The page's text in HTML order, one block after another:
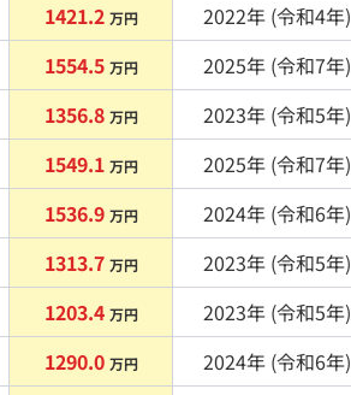
1421.2 万円 2022年 (令和4年)
1554.5 万円 2025年 (令和7年)
1356.8 万円 2023年 (令和5年)
1549.1 万円 2025年 (令和7年)
1536.9 万円 2024年 (令和6年)
1313.7 万円 2023年 (令和5年)
1203.4 万円 2023年 (令和5年)
1290.0 万円 2024年 (令和6年)